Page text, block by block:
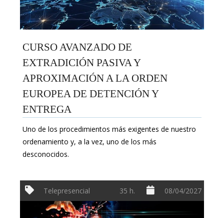
CURSO AVANZADO DE
EXTRADICIÓN PASIVA Y
APROXIMACIÓN A LA ORDEN
EUROPEA DE DETENCIÓN Y
ENTREGA
Uno de los procedimientos más exigentes de nuestro
ordenamiento y, a la vez, uno de los más
desconocidos.
Telepresencial 35 h. 08/04/2027